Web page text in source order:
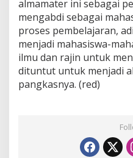
almamater ini sebagai
mengabdi sebagai
proses pembelajaran,
menjadi mahasiswa-
ilmu dan rajin untuk
dituntut untuk menjadi
pangkasnya. (red)